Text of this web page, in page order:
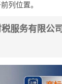
列位置。
服务有限公